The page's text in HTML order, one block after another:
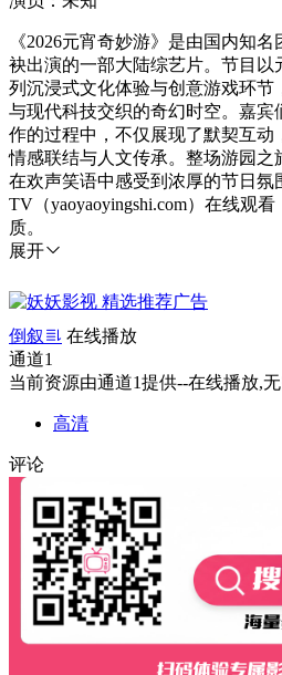
《2026元宵奇妙游》是由国内知
袂出演的一部大陆综艺片。节目以
列沉浸式文化体验与创意游戏环节
与现代科技交织的奇幻时空。嘉
作的过程中，不仅展现了默契互动
情感联结与人文传承。整场游园之
在欢声笑语中感受到浓厚的节日氛
TV（yaoyaoyingshi.com）在线观
质。
展开
倒叙
在线播放
通道1
当前资源由通道1提供--在线播放,
高清
评论